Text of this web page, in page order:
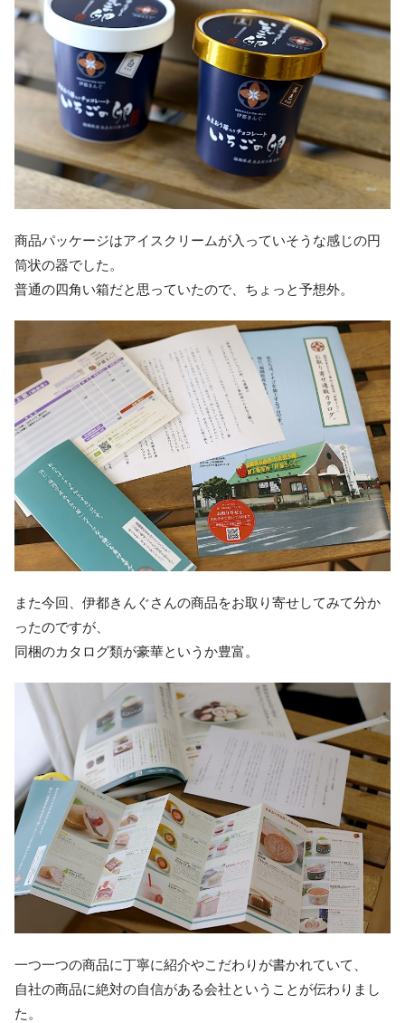
商品パッケージはアイスクリームが入っていそうな感じの円
筒状の器でした。
普通の四角い箱だと思っていたので、ちょっと予想外。
また今回、伊都きんぐさんの商品をお取り寄せしてみて分か
ったのですが、
同梱のカタログ類が豪華というか豊富。
一つ一つの商品に丁寧に紹介やこだわりが書かれていて、
自社の商品に絶対の自信がある会社ということが伝わりまし
た。